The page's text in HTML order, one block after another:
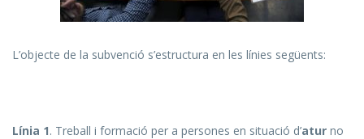
L’objecte de la subvenció s’estructura en les línies següents:
Línia 1. Treball i formació per a persones en situació d’atur no